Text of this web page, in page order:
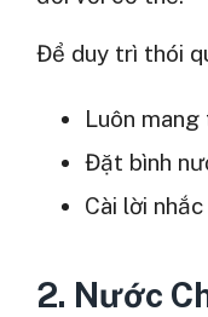
Để duy trì thói
Luôn
Đặt bình
Cài lời
2. Nước